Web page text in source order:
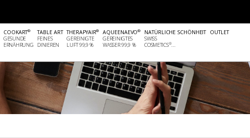
COOKART®
GESUNDE
ERNÄHRUNG
TABLE ART
FEINES
DINIEREN
THERAPYAIR®
GEREINIGTE
LUFT 99,9 %
AQUEENAEVO®
GEREINIGTES
WASSER 99,9 %
NATÜRLICHE SCHÖNHEIT
SWISS
COSMETICS®...
OUTLET